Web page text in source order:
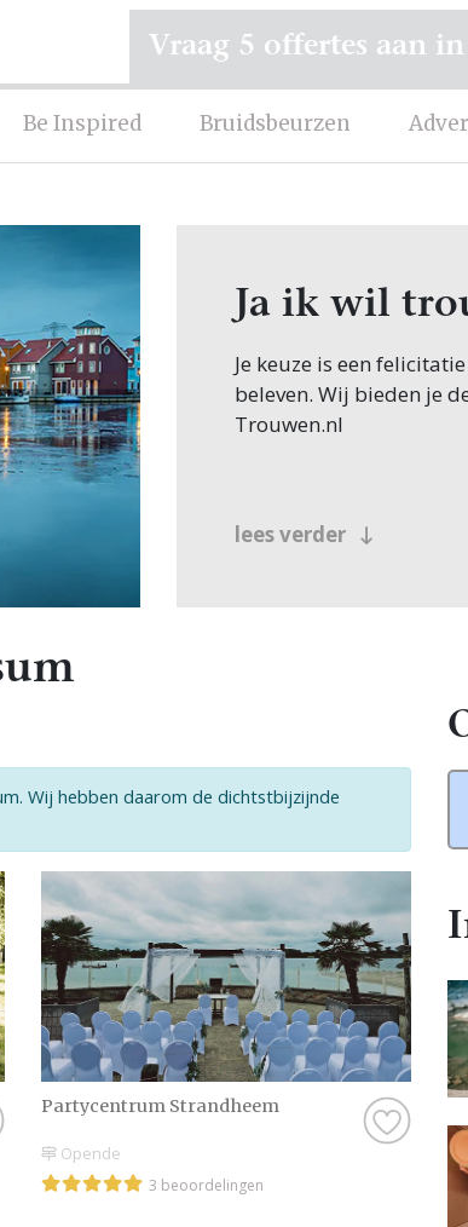
Be Inspired Bruidsbeurzen
Vraag 5 offertes aan
Ja ik wil
Je keuze is een
beleven. Wij bieden je
Trouwen.nl
lees verder
Wij hebben daarom de dichtstbijzijnde
Partycentrum Strandheem
Opende
3 beoordelingen